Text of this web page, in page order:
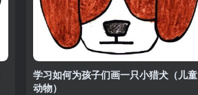
学习如何为孩子们画一只小猎犬（儿童
动物）